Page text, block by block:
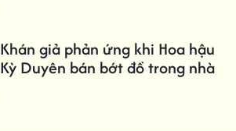
Khán giả phản ứng khi Hoa hậu
Kỳ Duyên bán bớt đồ trong nhà